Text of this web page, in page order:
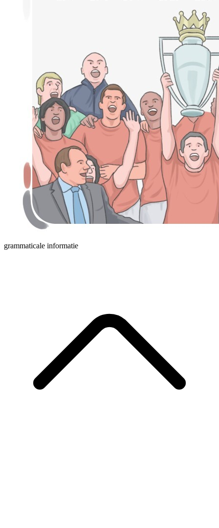
grammaticale informatie